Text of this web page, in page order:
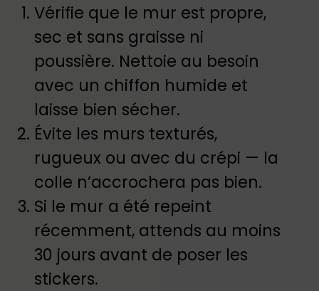
Vérifie que le mur est propre,
sec et sans graisse ni
poussière. Nettoie au besoin
avec un chiffon humide et
laisse bien sécher.
Évite les murs texturés,
rugueux ou avec du crépi — la
colle n’accrochera pas bien.
Si le mur a été repeint
récemment, attends au moins
30 jours avant de poser les
stickers.